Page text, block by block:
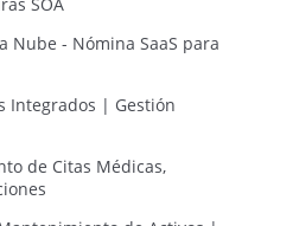
Nube - Nómina SaaS para
Integrados | Gestión
de Citas Médicas,